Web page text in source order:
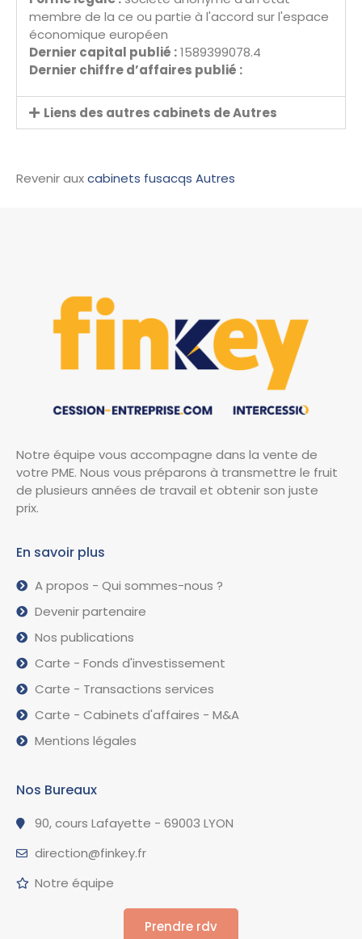
membre de la ce ou partie à l'accord sur l'espace
économique européen
Dernier capital publié :1589399078.4
Dernier chiffre d’affaires publié :
Liens des autres cabinets de Autres
Revenir auxcabinets fusacqs Autres
Notre équipe vous accompagne dans la vente de
votre PME. Nous vous préparons à transmettre le fruit
de plusieurs années de travail et obtenir son juste
prix.
En savoir plus
A propos - Qui sommes-nous ?
Devenir partenaire
Nos publications
Carte - Fonds d'investissement
Carte - Transactions services
Carte - Cabinets d'affaires - M&A
Mentions légales
Nos Bureaux
90, cours Lafayette - 69003 LYON
direction@finkey.fr
Notre équipe
Prendre rdv